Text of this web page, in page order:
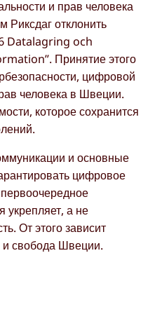
и прав человека
Риксдаг отклонить
Datalagring och
Принятие этого
цифровой
человека в Швеции.
которое сохранится
и основные
цифровое
укрепляет, а не
От этого зависит
и свобода Швеции.